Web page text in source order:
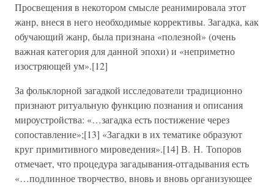
Просвещения в некотором смысле реанимировала этот
жанр, внеся в него необходимые коррективы. Загадка, как
обучающий жанр, была признана «полезной» (очень
важная категория для данной эпохи) и «неприметно
изостряющей ум».[12]
За фольклорной загадкой исследователи традиционно
признают ритуальную функцию познания и описания
мироустройства: «…загадка есть постижение через
сопоставление»;[13] «Загадки в их тематике образуют
круг примитивного мироведения».[14] В. Н. Топоров
отмечает, что процедура загадывания-отгадывания есть
«…подлинное творчество, вновь и вновь организующее